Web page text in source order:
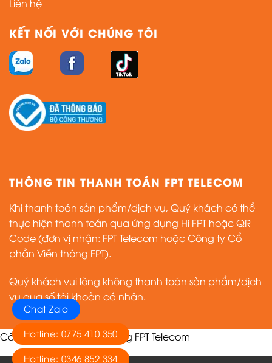
Liên hệ
KẾT NỐI VỚI CHÚNG TÔI
THÔNG TIN THANH TOÁN FPT TELECOM
Khi thanh toán sản phẩm/dịch vụ, Quý khách có thể
thực hiện thanh toán qua ứng dụng Hi FPT hoặc QR
Code (đơn vị nhận: FPT Telecom hoặc Công ty Cổ
phần Viễn thông FPT).
Quý khách vui lòng không thanh toán sản phẩm/dịch
vụ qua số tài khoản cá nhân.
Công ty cổ phần viễn thông FPT Telecom
Chat Zalo
Hotline: 0775 410 350
Hotline: 0346 852 334